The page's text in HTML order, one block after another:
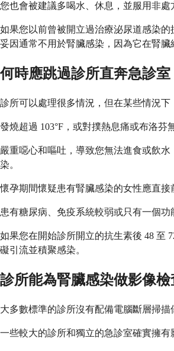
您也會被建議多喝水、休息，並服用非
如果您以前曾被開立過治療泌尿道感染
妥因通常不用於腎臟感染，因為它在腎臟
何時應跳過診所直奔急診室
診所可以處理很多情況，但在某些情況
發燒超過 103°F，或對撲熱息痛或布洛
嚴重噁心和嘔吐，導致您無法進食或飲
染。
懷孕期間懷疑患有腎臟感染的女性應直
患有糖尿病、免疫系統較弱或只有一個
如果您在開始診所開立的抗生素後 48 至
礙引流並積聚感染。
診所能為腎臟感染做影像檢
大多數標準的診所沒有配備電腦斷層掃
一些較大的診所和獨立的急診室確實擁